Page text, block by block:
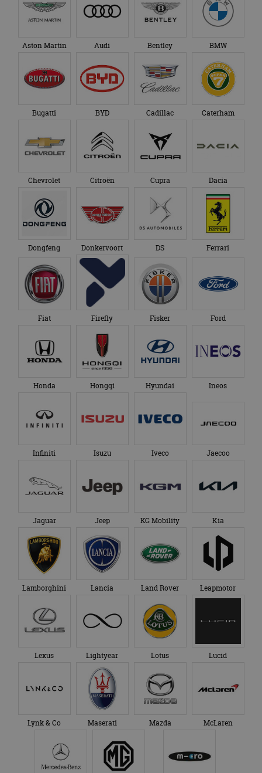
Aston Martin Audi Bentley BMW
Bugatti BYD Cadillac Caterham
Chevrolet Citroën Cupra Dacia
Dongfeng Donkervoort DS Ferrari
Fiat Firefly Fisker Ford
Honda Hongqi Hyundai Ineos
Infiniti Isuzu Iveco Jaecoo
Jaguar Jeep KG Mobility Kia
Lamborghini Lancia Land Rover Leapmotor
Lexus Lightyear Lotus Lucid
Lynk & Co Maserati Mazda McLaren